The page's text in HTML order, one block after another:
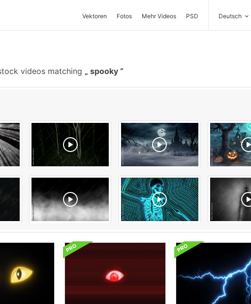
Vektoren Fotos Mehr Videos PSD Deutsch
videos matching spooky